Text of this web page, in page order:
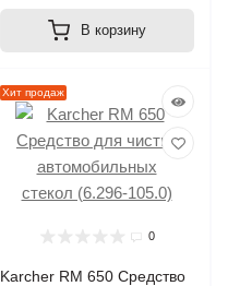
В корзину
Хит продаж
0
Karcher RM 650 Средство